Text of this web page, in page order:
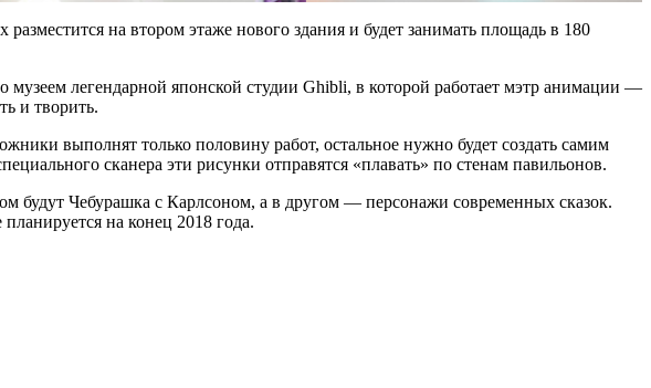
на втором этаже нового здания и будет занимать площадь в 180
музеем легендарной японской студии Ghibli, в которой работает мэтр анимации —
и творить.
выполнят только половину работ, остальное нужно будет создать самим
сканера эти рисунки отправятся «плавать» по стенам павильонов.
будут Чебурашка с Карлсоном, а в другом — персонажи современных сказок.
на конец 2018 года.